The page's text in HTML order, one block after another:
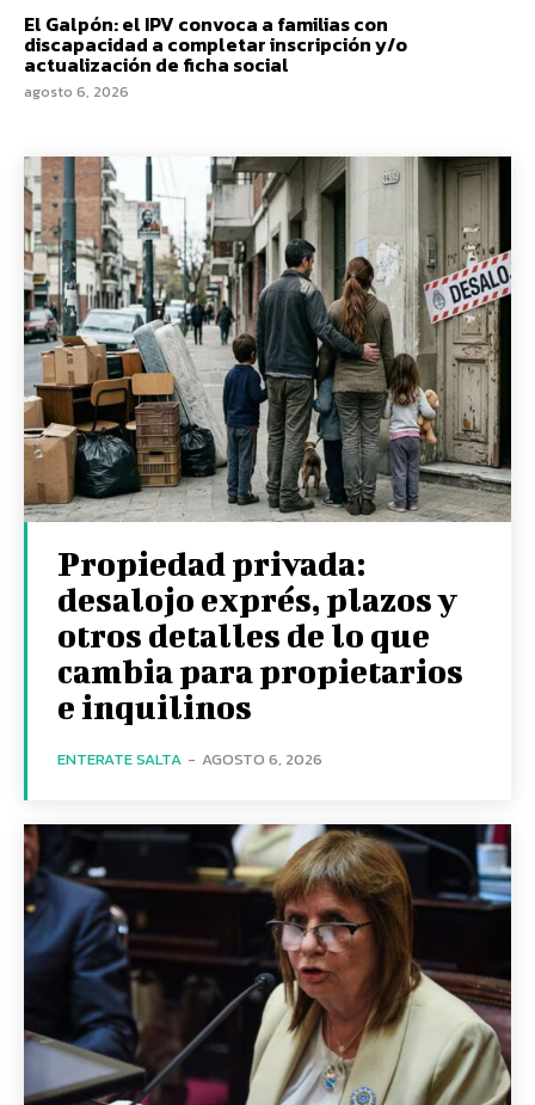
El Galpón: el IPV convoca a familias con
discapacidad a completar inscripción y/o
actualización de ficha social
agosto 6, 2026
Propiedad privada:
desalojo exprés, plazos y
otros detalles de lo que
cambia para propietarios
e inquilinos
ENTERATE SALTA - AGOSTO 6, 2026